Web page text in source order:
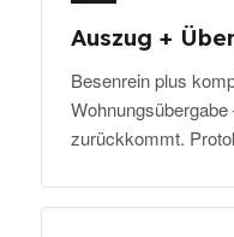
Auszug +
Besenrein plus
zurückkommt.